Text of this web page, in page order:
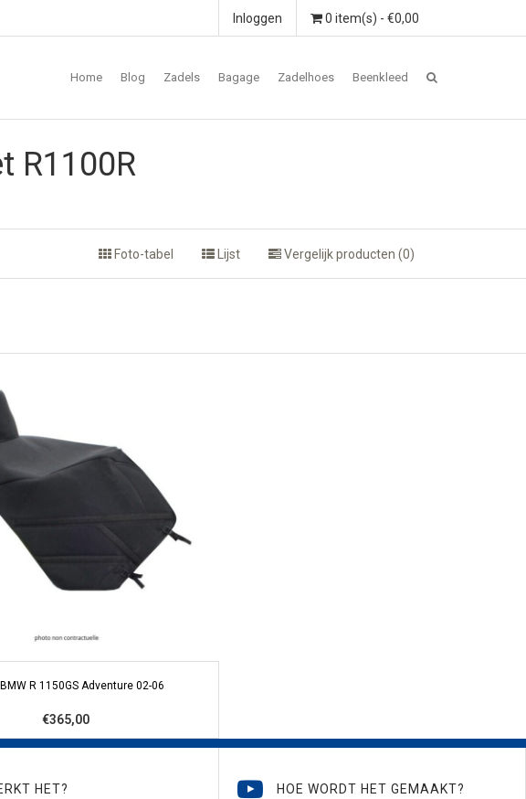
0 item(s) - €0,00
Inloggen
Home Blog Zadels Bagage Zadelhoes Beenkleed
R1100R
Foto-tabel Lijst Vergelijk producten (0)
R 1150GS Adventure 02-06
€365,00
HET? HOE WORDT HET GEMAAKT?